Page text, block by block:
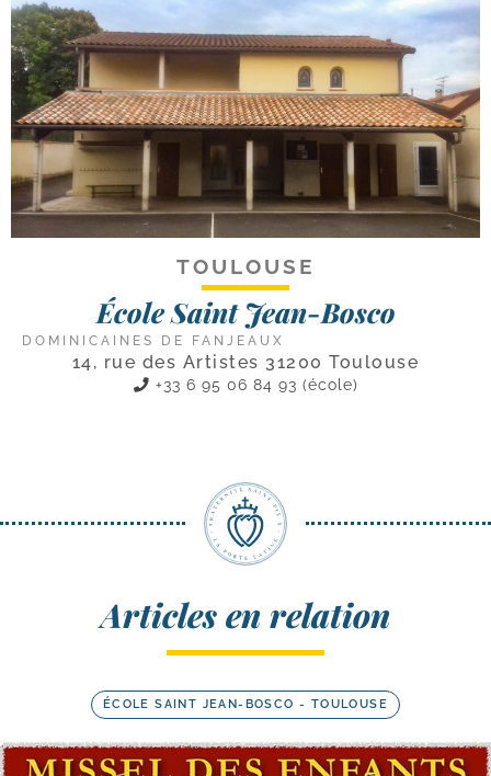
TOULOUSE
École Saint Jean-Bosco
DOMINICAINES DE FANJEAUX
14, rue des Artistes 31200 Toulouse
+33 6 95 06 84 93 (école)
Articles en relation
ÉCOLE SAINT JEAN-BOSCO - TOULOUSE